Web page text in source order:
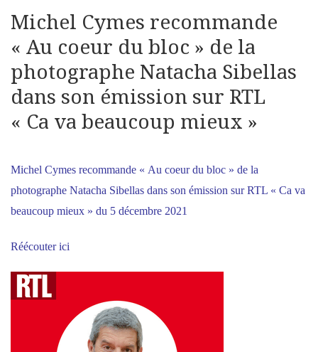
Michel Cymes recommande
« Au coeur du bloc » de la
photographe Natacha Sibellas
dans son émission sur RTL
« Ca va beaucoup mieux »
Michel Cymes recommande « Au coeur du bloc » de la
photographe Natacha Sibellas dans son émission sur RTL « Ca va
beaucoup mieux » du 5 décembre 2021
Réécouter ici